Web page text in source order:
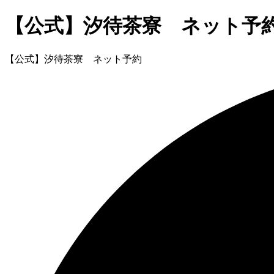
【公式】汐待茶寮 ネット予
【公式】汐待茶寮 ネット予約